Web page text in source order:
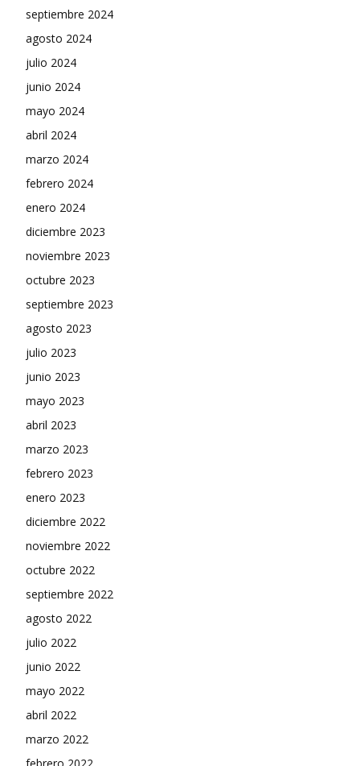
septiembre 2024
agosto 2024
julio 2024
junio 2024
mayo 2024
abril 2024
marzo 2024
febrero 2024
enero 2024
diciembre 2023
noviembre 2023
octubre 2023
septiembre 2023
agosto 2023
julio 2023
junio 2023
mayo 2023
abril 2023
marzo 2023
febrero 2023
enero 2023
diciembre 2022
noviembre 2022
octubre 2022
septiembre 2022
agosto 2022
julio 2022
junio 2022
mayo 2022
abril 2022
marzo 2022